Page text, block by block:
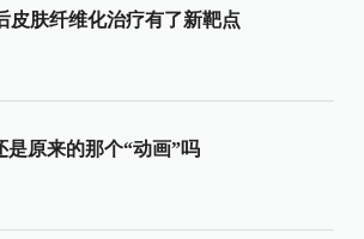
皮肤纤维化治疗有了新靶点
原来的那个“动画”吗